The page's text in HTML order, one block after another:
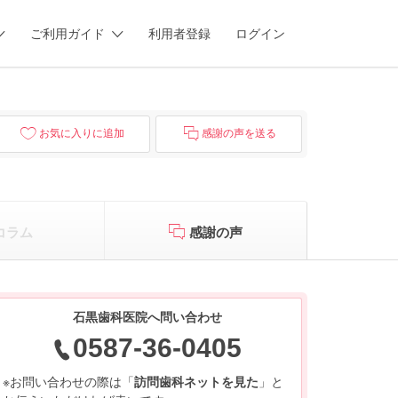
ご利用ガイド 利用者登録 ログイン
お気に入りに追加 感謝の声を送る
ラム 感謝の声
石黒歯科医院へ問い合わせ
0587-36-0405
※お問い合わせの際は「訪問歯科ネットを見た 」と